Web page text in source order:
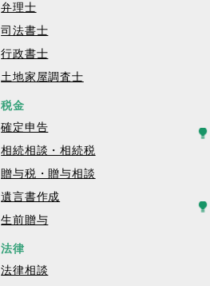
弁理士
司法書士
行政書士
土地家屋調査士
税金
確定申告
相続相談・相続税
贈与税・贈与相談
遺言書作成
生前贈与
法律
法律相談